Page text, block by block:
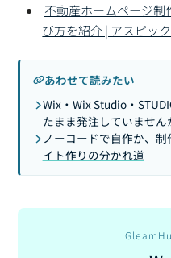
不動産ホームページ
び方を紹介 | アスピック
あわせて読みたい
Wix・Wix Studio・
たまま発注していません
ノーコードで自作か、
イト作りの分かれ道